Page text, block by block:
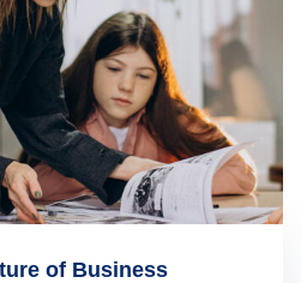
of Business